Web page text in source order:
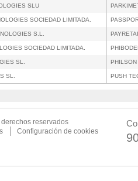
SLU
SOCIEDAD LIMITADA.
S.L.
SOCIEDAD LIMITADA.
SL.
SL. PUSH
derechos reservados
Configuración de cookies